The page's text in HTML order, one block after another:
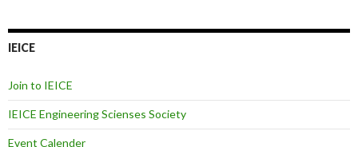
IEICE
Join to IEICE
IEICE Engineering Scienses Society
Event Calender